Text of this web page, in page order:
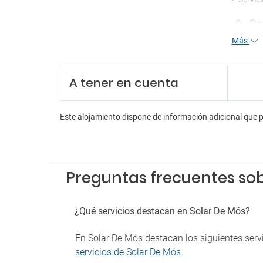
Sala
Más
A tener en cuenta
Este alojamiento dispone de información adicional que
Preguntas frecuentes
¿Qué servicios destacan en Solar De Mós?
En Solar De Mós destacan los siguientes
servicios de Solar De Mós.